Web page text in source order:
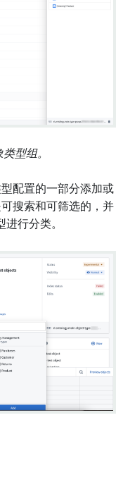
型组。
配置的一部分添加或
搜索和可筛选的，并
行分类。